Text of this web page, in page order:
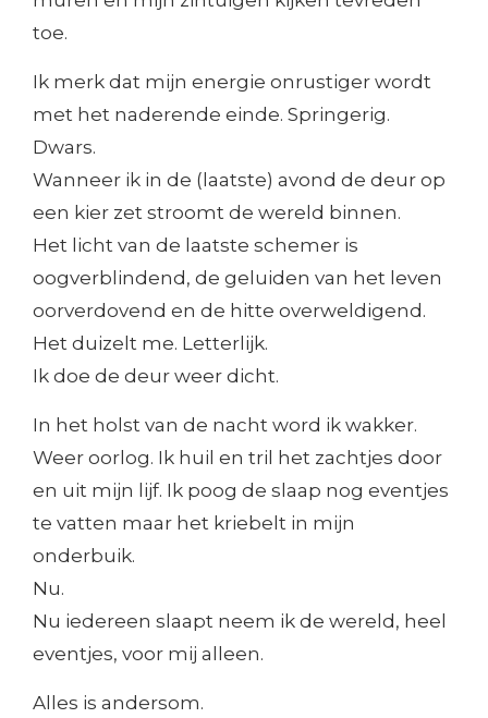
toe.
Ik merk dat mijn energie onrustiger wordt
met het naderende einde. Springerig.
Dwars.
Wanneer ik in de (laatste) avond de deur op
een kier zet stroomt de wereld binnen.
Het licht van de laatste schemer is
oogverblindend, de geluiden van het leven
oorverdovend en de hitte overweldigend.
Het duizelt me. Letterlijk.
Ik doe de deur weer dicht.
In het holst van de nacht word ik wakker.
Weer oorlog. Ik huil en tril het zachtjes door
en uit mijn lijf. Ik poog de slaap nog eventjes
te vatten maar het kriebelt in mijn
onderbuik.
Nu.
Nu iedereen slaapt neem ik de wereld, heel
eventjes, voor mij alleen.
Alles is andersom.